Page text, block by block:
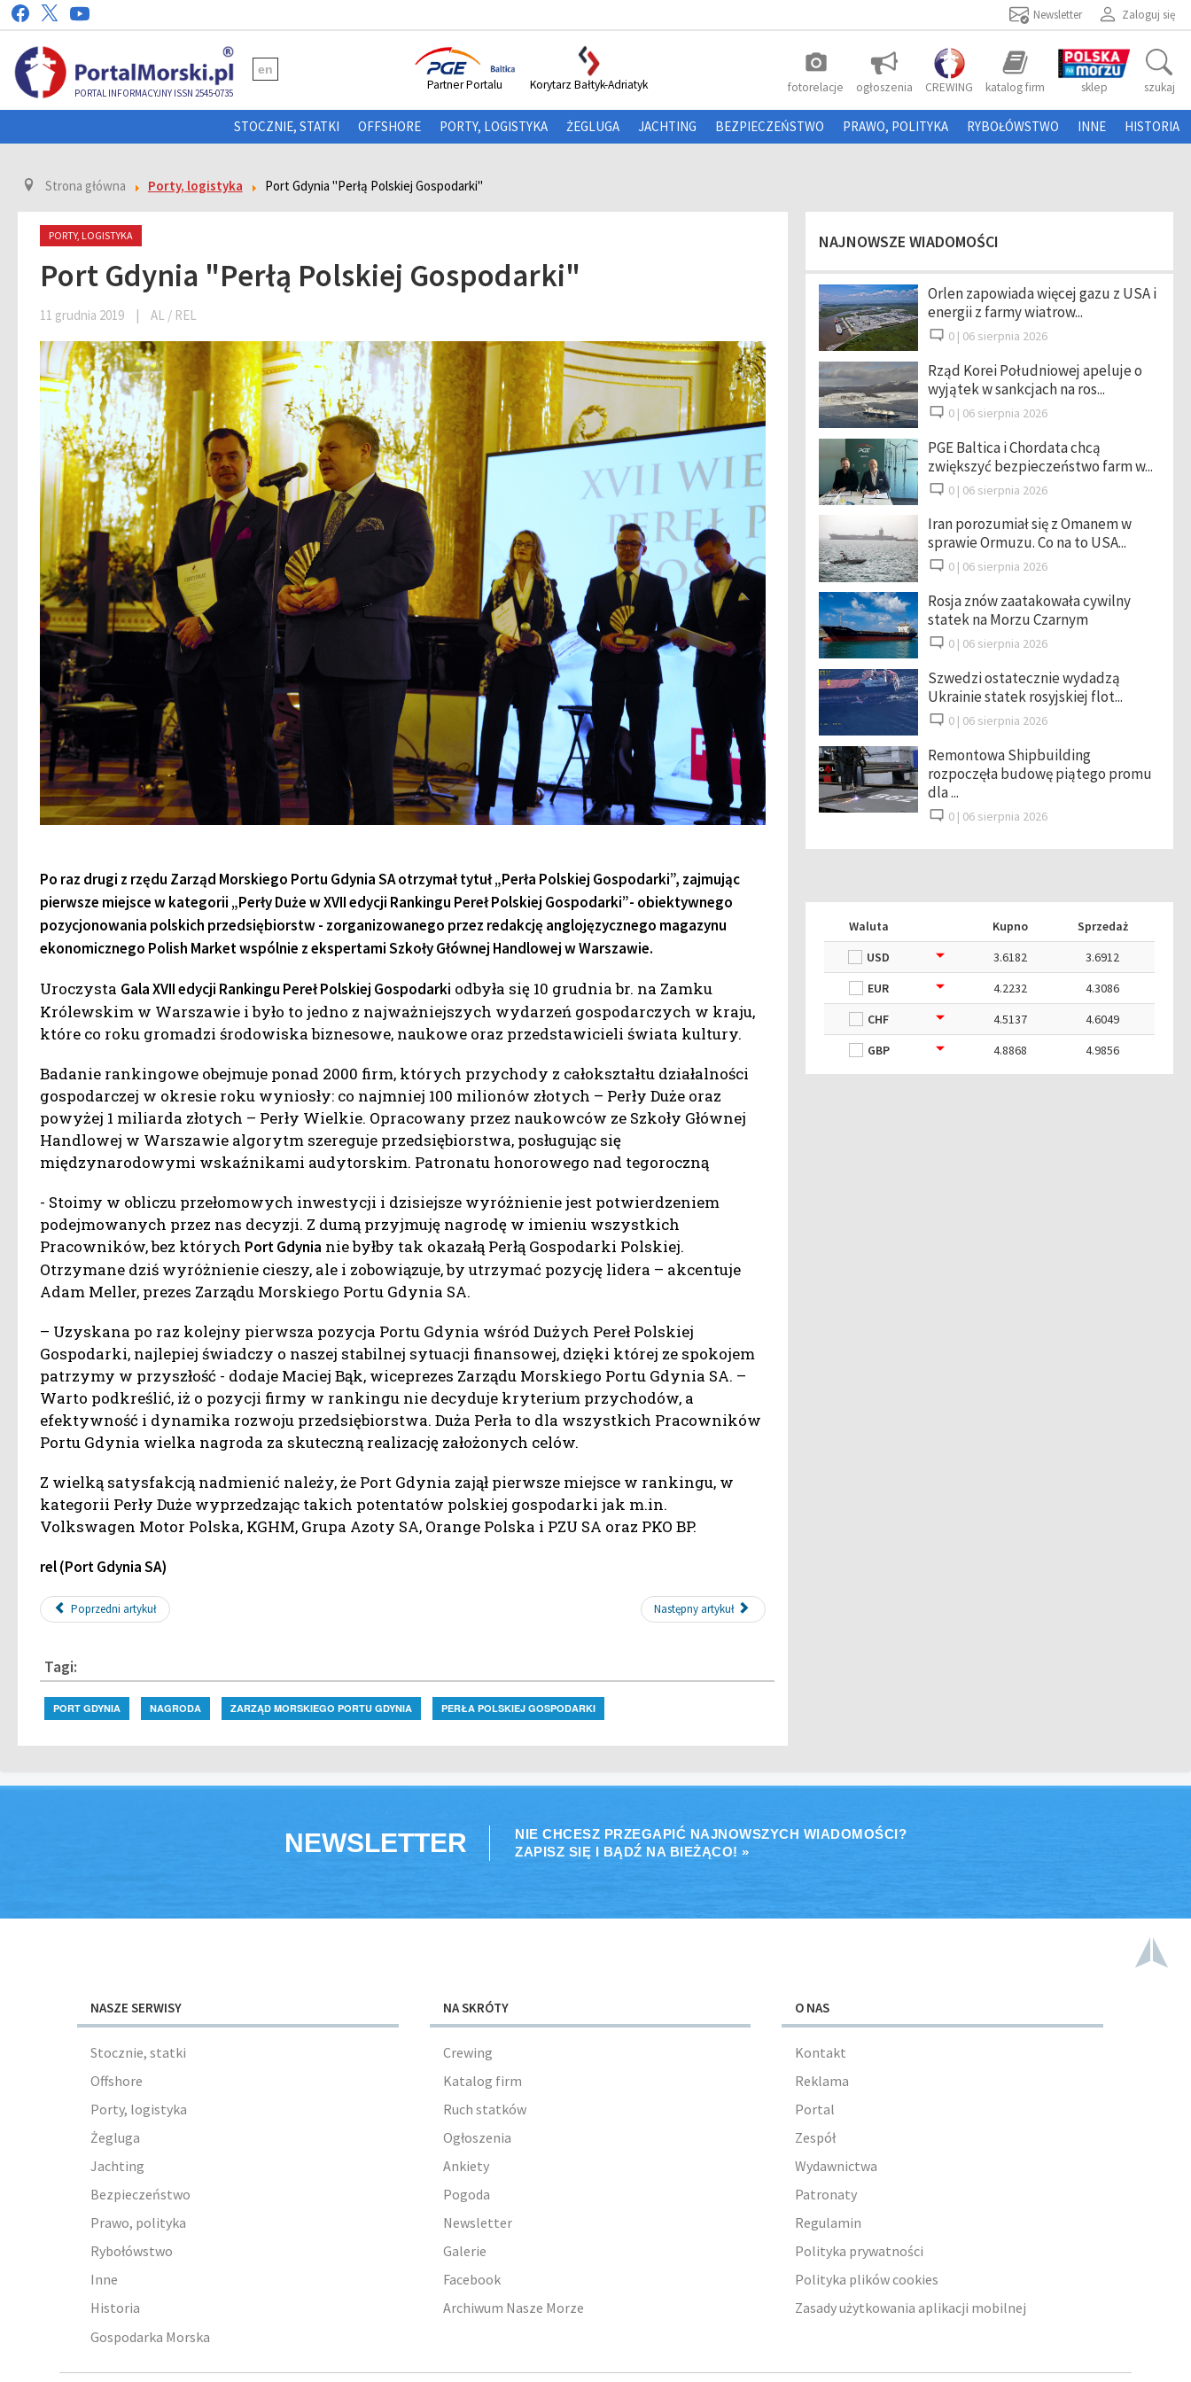
Zaloguj się
Newsletter
PORTAL INFORMACYJNY ISSN 2545-0735
en photo_camera
fotorelacje ogłoszenia CREWING katalog firm sklep szukaj
Partner Portalu Korytarz Bałtyk-Adriatyk
STOCZNIE, STATKI OFFSHORE PORTY, LOGISTYKA ŻEGLUGA JACHTING BEZPIECZEŃSTWO PRAWO, POLITYKA RYBOŁÓWSTWO INNE HISTORIA
Strona główna Porty, logistyka Port Gdynia "Perłą Polskiej Gospodarki"
PORTY, LOGISTYKA
Port Gdynia "Perłą Polskiej Gospodarki"
11 grudnia 2019 | AL / REL
Po raz drugi z rzędu Zarząd Morskiego Portu Gdynia SA otrzymał tytuł „Perła Polskiej Gospodarki”, zajmując
pierwsze miejsce w kategorii „Perły Duże w XVII edycji Rankingu Pereł Polskiej Gospodarki”- obiektywnego
pozycjonowania polskich przedsiębiorstw - zorganizowanego przez redakcję anglojęzycznego magazynu
ekonomicznego Polish Market wspólnie z ekspertami Szkoły Głównej Handlowej w Warszawie.
Uroczysta Gala XVII edycji Rankingu Pereł Polskiej Gospodarki odbyła się 10 grudnia br. na Zamku
Królewskim w Warszawie i było to jedno z najważniejszych wydarzeń gospodarczych w kraju,
które co roku gromadzi środowiska biznesowe, naukowe oraz przedstawicieli świata kultury.
Badanie rankingowe obejmuje ponad 2000 firm, których przychody z całokształtu działalności
gospodarczej w okresie roku wyniosły: co najmniej 100 milionów złotych – Perły Duże oraz
powyżej 1 miliarda złotych – Perły Wielkie. Opracowany przez naukowców ze Szkoły Głównej
Handlowej w Warszawie algorytm szereguje przedsiębiorstwa, posługując się
międzynarodowymi wskaźnikami audytorskim. Patronatu honorowego nad tegoroczną
- Stoimy w obliczu przełomowych inwestycji i dzisiejsze wyróżnienie jest potwierdzeniem
podejmowanych przez nas decyzji. Z dumą przyjmuję nagrodę w imieniu wszystkich
Pracowników, bez których Port Gdynia nie byłby tak okazałą Perłą Gospodarki Polskiej.
Otrzymane dziś wyróżnienie cieszy, ale i zobowiązuje, by utrzymać pozycję lidera – akcentuje
Adam Meller, prezes Zarządu Morskiego Portu Gdynia SA.
– Uzyskana po raz kolejny pierwsza pozycja Portu Gdynia wśród Dużych Pereł Polskiej
Gospodarki, najlepiej świadczy o naszej stabilnej sytuacji finansowej, dzięki której ze spokojem
patrzymy w przyszłość - dodaje Maciej Bąk, wiceprezes Zarządu Morskiego Portu Gdynia SA. –
Warto podkreślić, iż o pozycji firmy w rankingu nie decyduje kryterium przychodów, a
efektywność i dynamika rozwoju przedsiębiorstwa. Duża Perła to dla wszystkich Pracowników
Portu Gdynia wielka nagroda za skuteczną realizację założonych celów.
Z wielką satysfakcją nadmienić należy, że Port Gdynia zajął pierwsze miejsce w rankingu, w
kategorii Perły Duże wyprzedzając takich potentatów polskiej gospodarki jak m.in.
Volkswagen Motor Polska, KGHM, Grupa Azoty SA, Orange Polska i PZU SA oraz PKO BP.
rel (Port Gdynia SA)
Poprzedni artykuł Następny artykuł
Tagi:
PORT GDYNIA NAGRODA ZARZĄD MORSKIEGO PORTU GDYNIA PERŁA POLSKIEJ GOSPODARKI
NAJNOWSZE WIADOMOŚCI
Orlen zapowiada więcej gazu z USA i
energii z farmy wiatrow...
0 | 06 sierpnia 2026
Rząd Korei Południowej apeluje o
wyjątek w sankcjach na ros...
0 | 06 sierpnia 2026
PGE Baltica i Chordata chcą
zwiększyć bezpieczeństwo farm w...
0 | 06 sierpnia 2026
Iran porozumiał się z Omanem w
sprawie Ormuzu. Co na to USA...
0 | 06 sierpnia 2026
Rosja znów zaatakowała cywilny
statek na Morzu Czarnym
0 | 06 sierpnia 2026
Szwedzi ostatecznie wydadzą
Ukrainie statek rosyjskiej flot...
0 | 06 sierpnia 2026
Remontowa Shipbuilding
rozpoczęła budowę piątego promu
dla ...
0 | 06 sierpnia 2026
Waluta Kupno
Sprzedaż
USD
3.6182
3.6912
EUR
4.2232
4.3086
CHF
4.5137
4.6049
GBP
4.8868 4.9856
NEWSLETTER
NIE CHCESZ PRZEGAPIĆ NAJNOWSZYCH WIADOMOŚCI?
ZAPISZ SIĘ I BĄDŹ NA BIEŻĄCO! »
NASZE SERWISY
Stocznie, statki
Offshore
Porty, logistyka
Żegluga
Jachting
Bezpieczeństwo
Prawo, polityka
Rybołówstwo
Inne
Historia
Gospodarka Morska
NA SKRÓTY
Crewing
Katalog firm
Ruch statków
Ogłoszenia
Ankiety
Pogoda
Newsletter
Galerie
Facebook
Archiwum Nasze Morze
O NAS
Kontakt
Reklama
Portal
Zespół
Wydawnictwa
Patronaty
Regulamin
Polityka prywatności
Polityka plików cookies
Zasady użytkowania aplikacji mobilnej